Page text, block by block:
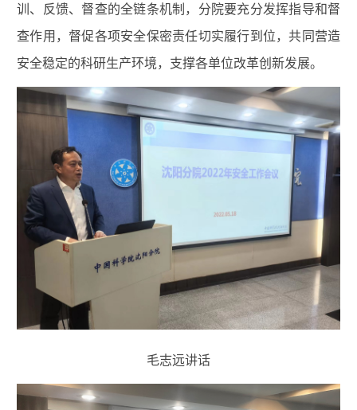
训、反馈、督查的全链条机制，分院要充分发挥指导和督
查作用，督促各项安全保密责任切实履行到位，共同营造
安全稳定的科研生产环境，支撑各单位改革创新发展。
毛志远讲话